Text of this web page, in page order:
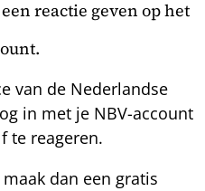
van
is
verstreken
reactie geven op het
van de Nederlandse
in met je NBV-account
te reageren.
dan een gratis